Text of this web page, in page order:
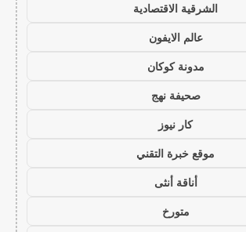
الشرقية الاقتصادية
عالم الايفون
مدونة كوكان
صحيفة نهج
كار نيوز
موقع خبرة التقني
أناقة أنثى
متورخ